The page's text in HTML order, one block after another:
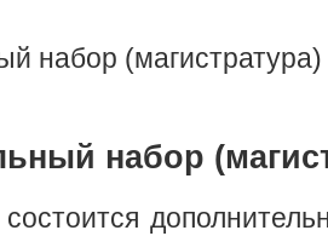
набор (магистратура)
набор